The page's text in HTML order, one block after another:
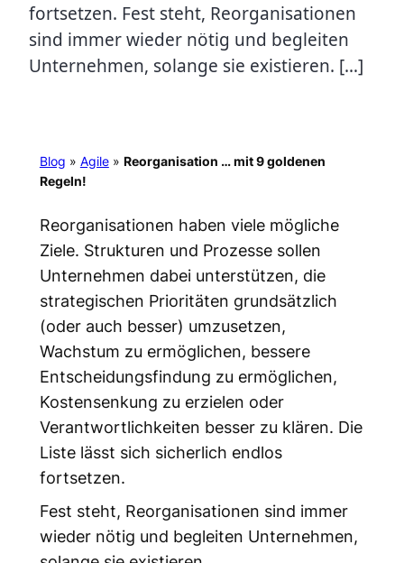
fortsetzen. Fest steht, Reorganisationen
sind immer wieder nötig und begleiten
Unternehmen, solange sie existieren. […]
Blog » Agile» Reorganisation … mit 9 goldenen
Regeln!
Reorganisationen haben viele mögliche
Ziele. Strukturen und Prozesse sollen
Unternehmen dabei unterstützen, die
strategischen Prioritäten grundsätzlich
(oder auch besser) umzusetzen,
Wachstum zu ermöglichen, bessere
Entscheidungsfindung zu ermöglichen,
Kostensenkung zu erzielen oder
Verantwortlichkeiten besser zu klären. Die
Liste lässt sich sicherlich endlos
fortsetzen.
Fest steht, Reorganisationen sind immer
wieder nötig und begleiten Unternehmen,